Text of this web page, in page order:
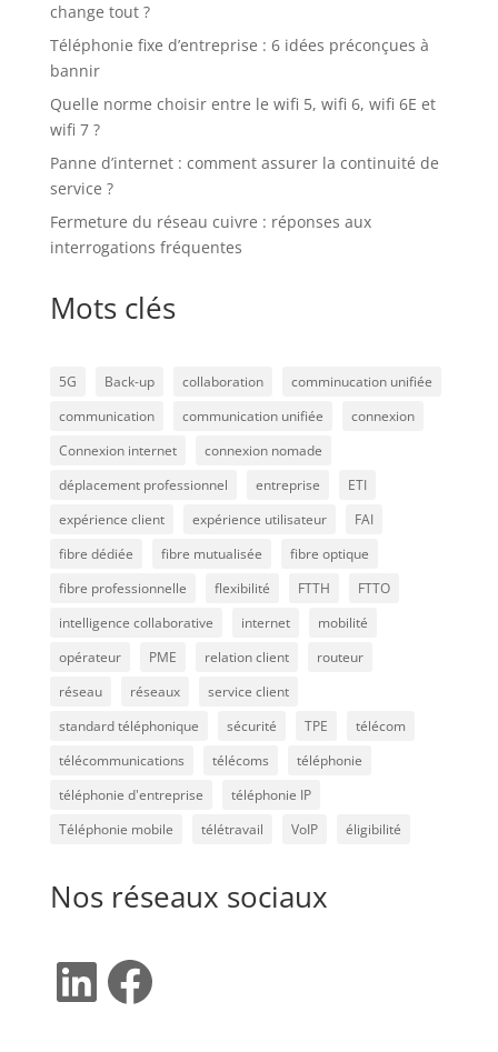
change tout ?
Téléphonie fixe d’entreprise : 6 idées préconçues à
bannir
Quelle norme choisir entre le wifi 5, wifi 6, wifi 6E et
wifi 7 ?
Panne d’internet : comment assurer la continuité de
service ?
Fermeture du réseau cuivre : réponses aux
interrogations fréquentes
Mots clés
5G Back-up collaboration
comminucation unifiée
communication
communication unifiée
connexion
Connexion internet
connexion nomade
déplacement professionnel
entreprise
ETI
expérience client
expérience utilisateur
FAI
fibre dédiée
fibre mutualisée
fibre optique
fibre professionnelle
flexibilité FTTH
FTTO
intelligence collaborative
internet
mobilité
opérateur
PME relation client
routeur
réseau
réseaux
service client
standard téléphonique
sécurité TPE
télécom
télécommunications
télécoms
téléphonie
téléphonie d'entreprise
téléphonie IP
Téléphonie mobile
télétravail VoIP éligibilité
Nos réseaux sociaux
LinkedIn
Facebook